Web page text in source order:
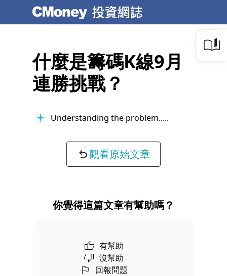
什麼是籌碼K線9月
連勝挑戰？
Understanding the problem...
觀看原始文章
你覺得這篇文章有幫助嗎？
有幫助
沒幫助
回報問題